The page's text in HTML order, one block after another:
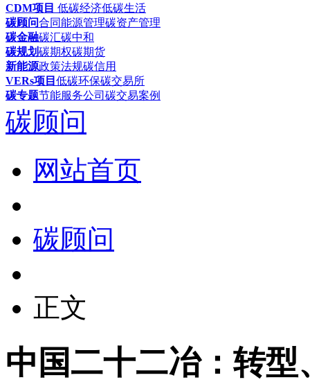
CDM项目 低碳经济低碳生活
碳顾问合同能源管理碳资产管理
碳金融碳汇碳中和
碳规划碳期权碳期货
新能源政策法规碳信用
VERs项目 低碳环保碳交易所
碳专题节能服务公司 碳交易案例
碳顾问
网站首页
碳顾问
正文
中国二十二冶：转